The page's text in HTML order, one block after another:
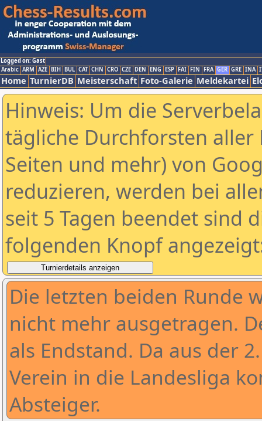
Logged on: Gast
Arabic ARM AZE BIH BUL CAT CHN CRO CZE DEN ENG ESP FAI FIN FRA GER GRE INA
Home TurnierDB Meisterschaft Foto-Galerie Meldekartei
Hinweis: Um die
tägliche Durchforsten aller
Seiten und mehr) von
reduzieren, werden bei
seit 5 Tagen beendet sind
folgenden Knopf
Die letzten beiden Runde
nicht mehr ausgetragen.
als Endstand. Da aus der
Verein in die Landesliga
Absteiger.